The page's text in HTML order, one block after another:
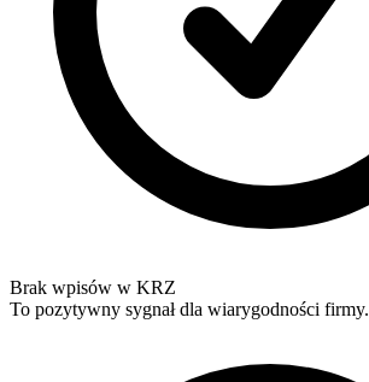
Brak wpisów w KRZ
To pozytywny sygnał dla wiarygodności firmy.